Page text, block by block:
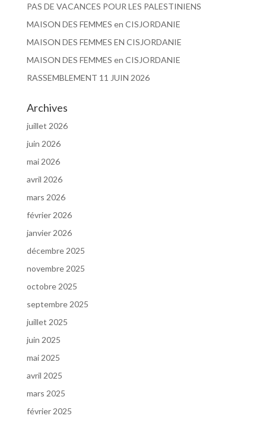
PAS DE VACANCES POUR LES PALESTINIENS
MAISON DES FEMMES en CISJORDANIE
MAISON DES FEMMES EN CISJORDANIE
MAISON DES FEMMES en CISJORDANIE
RASSEMBLEMENT 11 JUIN 2026
Archives
juillet 2026
juin 2026
mai 2026
avril 2026
mars 2026
février 2026
janvier 2026
décembre 2025
novembre 2025
octobre 2025
septembre 2025
juillet 2025
juin 2025
mai 2025
avril 2025
mars 2025
février 2025